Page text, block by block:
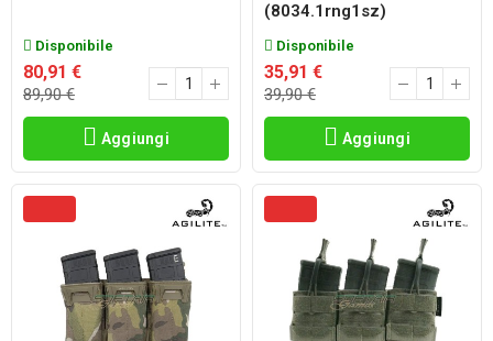
Disponibile
80,91 €
89,90 €
Aggiungi
(8034.1rng1sz)
Disponibile
35,91 €
39,90 €
Aggiungi